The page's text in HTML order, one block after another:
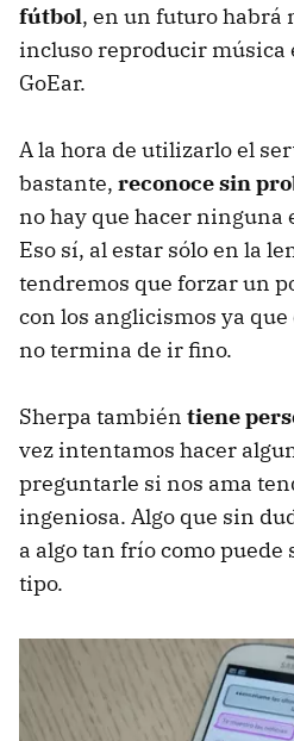
fútbol, en un futuro habrá
incluso reproducir música
GoEar.
A la hora de utilizarlo el
bastante, reconoce sin
no hay que hacer ninguna
Eso sí, al estar sólo en la
tendremos que forzar un
con los anglicismos ya
no termina de ir fino.
Sherpa también tiene
vez intentamos hacer
preguntarle si nos ama
ingeniosa. Algo que sin
a algo tan frío como puede
tipo.